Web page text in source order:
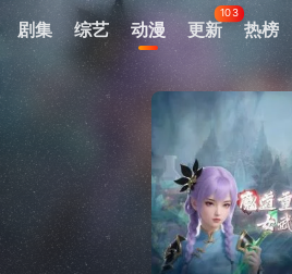
剧集 综艺 动漫 更新
103
热榜
我的观影记录
暂无观看影片的记录